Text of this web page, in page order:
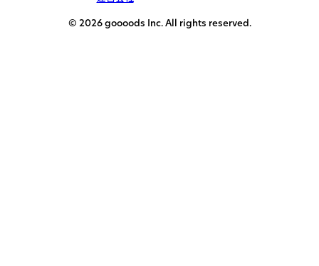
© 2026 goooods Inc. All rights reserved.